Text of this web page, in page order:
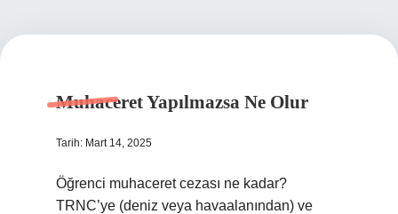
Muhaceret Yapılmazsa Ne Olur
Tarih: Mart 14, 2025
Öğrenci muhaceret cezası ne kadar?
TRNC’ye (deniz veya havaalanından) ve